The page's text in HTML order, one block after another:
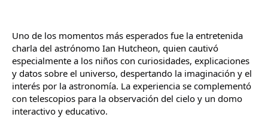
Uno de los momentos más esperados fue la entretenida
charla del astrónomo Ian Hutcheon, quien cautivó
especialmente a los niños con curiosidades, explicaciones
y datos sobre el universo, despertando la imaginación y el
interés por la astronomía. La experiencia se complementó
con telescopios para la observación del cielo y un domo
interactivo y educativo.